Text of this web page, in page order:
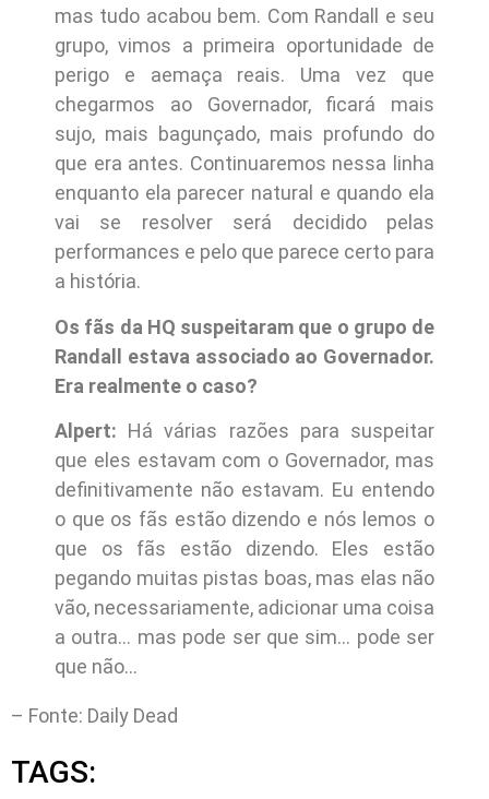
mas tudo acabou bem. Com Randall e seu
grupo, vimos a primeira oportunidade de
perigo e aemaça reais. Uma vez que
chegarmos ao Governador, ficará mais
sujo, mais bagunçado, mais profundo do
que era antes. Continuaremos nessa linha
enquanto ela parecer natural e quando ela
vai se resolver será decidido pelas
performances e pelo que parece certo para
a história.
Os fãs da HQ suspeitaram que o grupo de
Randall estava associado ao Governador.
Era realmente o caso?
Alpert: Há várias razões para suspeitar
que eles estavam com o Governador, mas
definitivamente não estavam. Eu entendo
o que os fãs estão dizendo e nós lemos o
que os fãs estão dizendo. Eles estão
pegando muitas pistas boas, mas elas não
vão, necessariamente, adicionar uma coisa
a outra… mas pode ser que sim… pode ser
que não…
– Fonte: Daily Dead
TAGS: